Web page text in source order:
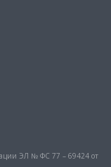
ЭЛ № ФС 77 – 69424 от